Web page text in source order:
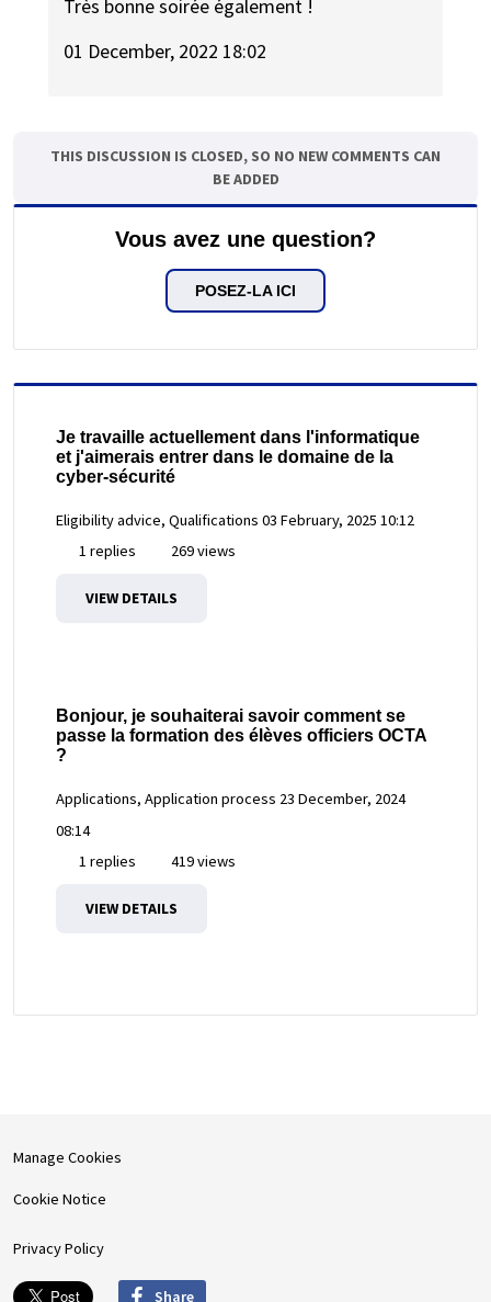
Très bonne soirée également !
01 December, 2022 18:02
THIS DISCUSSION IS CLOSED, SO NO NEW COMMENTS CAN
BE ADDED
Vous avez une question?
POSEZ-LA ICI
Je travaille actuellement dans l'informatique
et j'aimerais entrer dans le domaine de la
cyber-sécurité
Eligibility advice, Qualifications 03 February, 2025 10:12
1 replies
269 views
VIEW DETAILS
Bonjour, je souhaiterai savoir comment se
passe la formation des élèves officiers OCTA
?
Applications, Application process 23 December, 2024
08:14
1 replies
419 views
VIEW DETAILS
Manage Cookies
Cookie Notice
Privacy Policy
Share